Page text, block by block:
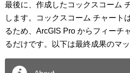
最後に、作成したコックスコーム
します。コックスコーム チャート
るため、ArcGIS Pro からフィーチ
るだけです。以下は最終成果のマッ